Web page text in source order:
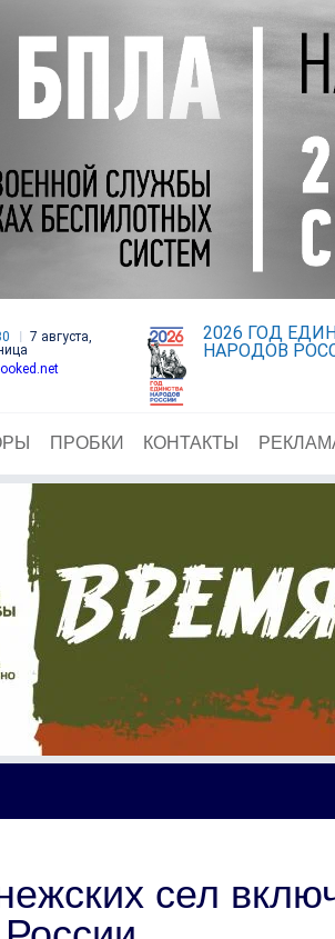
7 августа,
2026 ГОД
НАРОДОВ
ПРОБКИ КОНТАКТЫ
сел